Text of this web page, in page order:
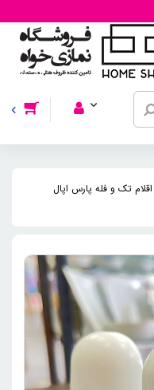
اقلام تک و فله پارس اپال